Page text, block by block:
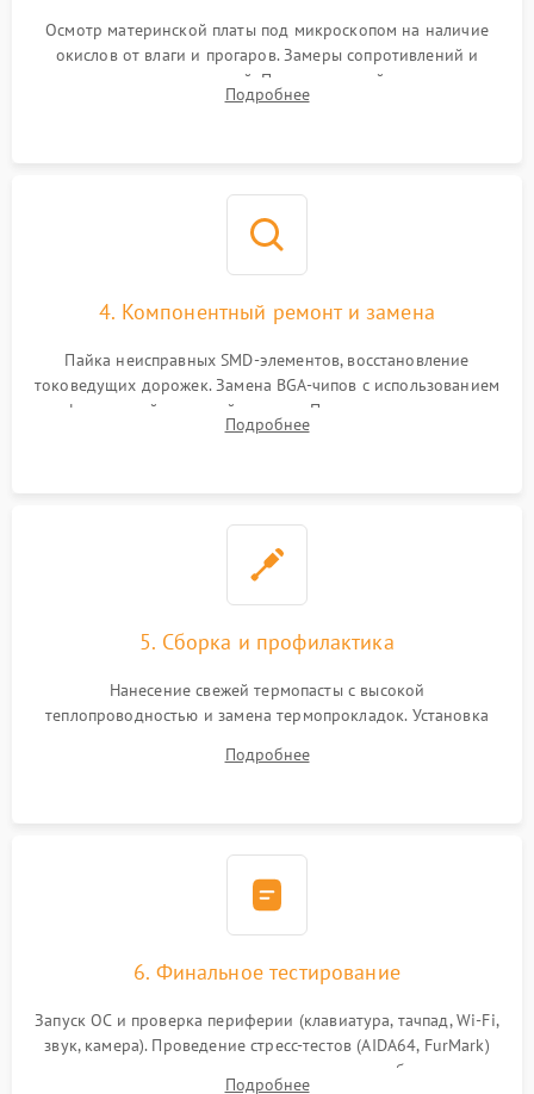
Осмотр материнской платы под микроскопом на наличие
окислов от влаги и прогаров. Замеры сопротивлений и
дежурных напряжений. Проверка цепей питания,
мультиконтроллера, процессора и видеочипа.
Подробнее
4. Компонентный ремонт и замена
Пайка неисправных SMD-элементов, восстановление
токоведущих дорожек. Замена BGA-чипов с использованием
инфракрасной паяльной станции. Прошивка микросхемы
BIOS или замена поврежденных портов USB
Подробнее
5. Сборка и профилактика
Нанесение свежей термопасты с высокой
теплопроводностью и замена термопрокладок. Установка
шлейфов, модулей памяти и накопителей. Предварительная
Подробнее
6. Финальное тестирование
Запуск ОС и проверка периферии (клавиатура, тачпад, Wi-Fi,
звук, камера). Проведение стресс-тестов (AIDA64, FurMark)
для контроля температурного режима и стабильности
Подробнее